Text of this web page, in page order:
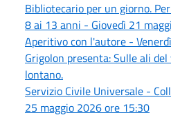
Bibliotecario per un giorno.
8 ai 13 anni - Giovedì 21
Aperitivo con l'autore -
Grigolon presenta: Sulle ali
lontano.
Servizio Civile Universale -
25 maggio 2026 ore 15:30